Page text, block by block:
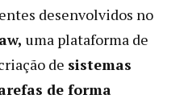
desenvolvidos no
uma plataforma de
de sistemas
de forma